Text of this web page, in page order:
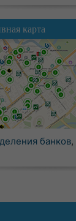
карта
банков,